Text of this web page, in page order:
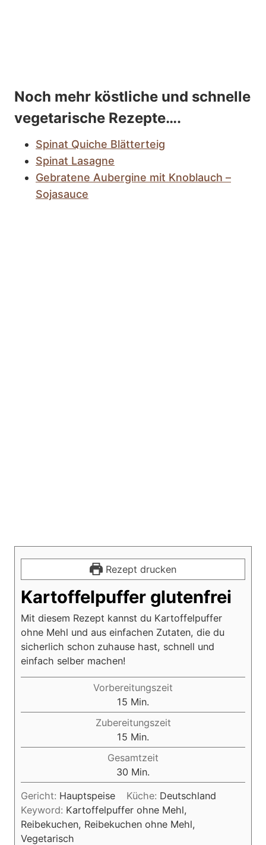
Noch mehr köstliche und schnelle
vegetarische Rezepte….
Spinat Quiche Blätterteig
Spinat Lasagne
Gebratene Aubergine mit Knoblauch –
Sojasauce
Rezept drucken
Kartoffelpuffer glutenfrei
Mit diesem Rezept kannst du Kartoffelpuffer
ohne Mehl und aus einfachen Zutaten, die du
sicherlich schon zuhause hast, schnell und
einfach selber machen!
Vorbereitungszeit
15 M
i
n
u
t
e
n
Min.
Zubereitungszeit
15 M
i
n
u
t
e
n
Min.
Gesamtzeit
30 M
i
n
u
t
Min.
Gericht: Hauptspeise Küche: Deutschland
Keyword: Kartoffelpuffer ohne Mehl,
Reibekuchen, Reibekuchen ohne Mehl,
Vegetarisch